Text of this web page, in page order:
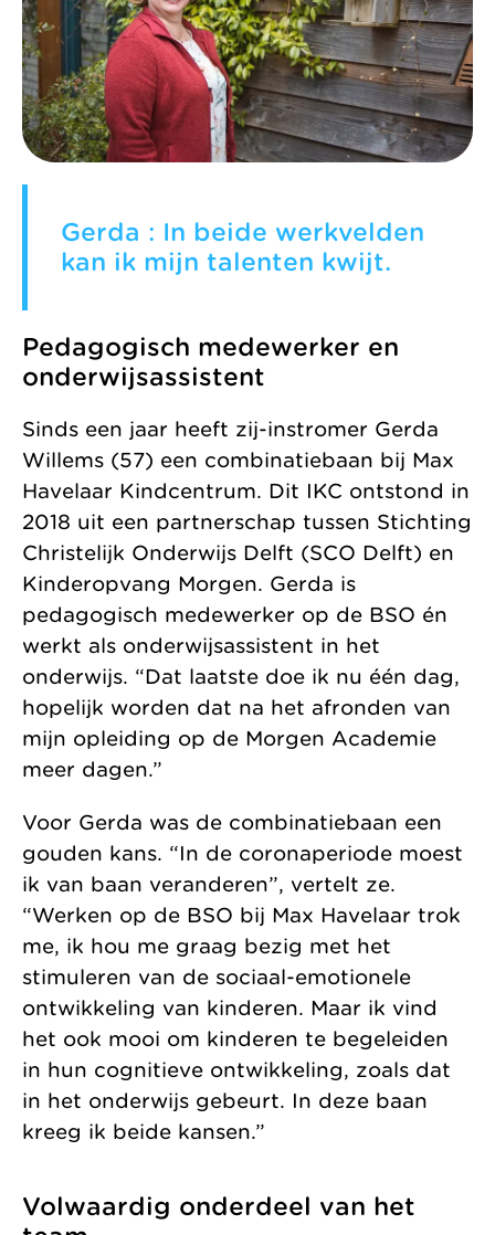
Gerda : In beide werkvelden
kan ik mijn talenten kwijt.
Pedagogisch medewerker en
onderwijsassistent
Sinds een jaar heeft zij-instromer Gerda
Willems (57) een combinatiebaan bij Max
Havelaar Kindcentrum. Dit IKC ontstond in
2018 uit een partnerschap tussen Stichting
Christelijk Onderwijs Delft (SCO Delft) en
Kinderopvang Morgen. Gerda is
pedagogisch medewerker op de BSO én
werkt als onderwijsassistent in het
onderwijs. “Dat laatste doe ik nu één dag,
hopelijk worden dat na het afronden van
mijn opleiding op de Morgen Academie
meer dagen.”
Voor Gerda was de combinatiebaan een
gouden kans. “In de coronaperiode moest
ik van baan veranderen”, vertelt ze.
“Werken op de BSO bij Max Havelaar trok
me, ik hou me graag bezig met het
stimuleren van de sociaal-emotionele
ontwikkeling van kinderen. Maar ik vind
het ook mooi om kinderen te begeleiden
in hun cognitieve ontwikkeling, zoals dat
in het onderwijs gebeurt. In deze baan
kreeg ik beide kansen.”
Volwaardig onderdeel van het